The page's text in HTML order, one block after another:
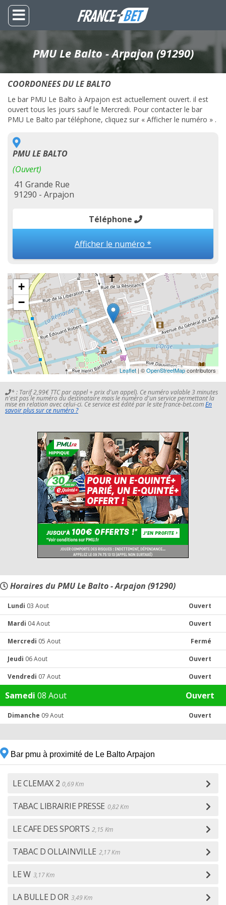
PMU Le Balto - Arpajon (91290)
COORDONEES DU LE BALTO
Le bar PMU Le Balto à Arpajon est actuellement ouvert. il est
ouvert tous les jours sauf le Mercredi. Pour contacter le bar
PMU Le Balto par téléphone, cliquez sur « Afficher le numéro » .
PMU LE BALTO
(Ouvert)
41 Grande Rue
91290 - Arpajon
Téléphone
Afficher le numéro *
+
−
Leaflet | ©OpenStreetMapcontributors
* : Tarif 2,99€ TTC par appel + prix d'un appel). Ce numéro valable 3 minutes
n'est pas le numéro du destinataire mais le numéro d'un service permettant la
mise en relation avec celui-ci. Ce service est édité par le site france-bet.comEn
savoir plus sur ce numéro ?
Horaires du PMU Le Balto - Arpajon (91290)
Lundi 03 Aout Ouvert
Mardi 04 Aout Ouvert
Mercredi 05 Aout Fermé
Jeudi 06 Aout Ouvert
Vendredi 07 Aout Ouvert
Samedi 08 Aout Ouvert
Dimanche 09 Aout Ouvert
Bar pmu à proximité de Le Balto Arpajon
LE CLEMAX 2 0,69 Km
TABAC LIBRAIRIE PRESSE 0,82 Km
LE CAFE DES SPORTS 2,15 Km
TABAC D OLLAINVILLE 2,17 Km
LE W 3,17 Km
LA BULLE D OR 3,49 Km